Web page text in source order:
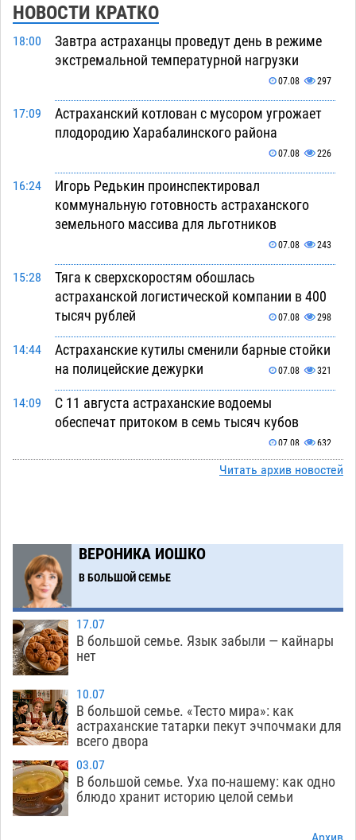
НОВОСТИ КРАТКО
18:00
Завтра астраханцы проведут день в режиме
экстремальной температурной нагрузки
07.08 297
17:09
Астраханский котлован с мусором угрожает
плодородию Харабалинского района
07.08 226
16:24
Игорь Редькин проинспектировал
коммунальную готовность астраханского
земельного массива для льготников
07.08 243
15:28
Тяга к сверхскоростям обошлась
астраханской логистической компании в 400
тысяч рублей
07.08 298
14:44
Астраханские кутилы сменили барные стойки
на полицейские дежурки
07.08 321
14:09
С 11 августа астраханские водоемы
обеспечат притоком в семь тысяч кубов
07.08 632
Астраханский аэропорт попробует отбиться
помойку
11:58
В Астрахани подросток угнал мотоцикл и
похитил чужие мобильник с банковскими
картами
11:20
Астраханцев ждут на парковом газоне с
призами и эрмитажными котами
10:43
Астраханский суд встал на сторону МЧС в
споре за возврат униформы
07.08 359
10:02
На Всероссийской Спартакиаде астраханские
гандболисты уступили казанским «драконам»
07.08
Читать архив новостей
ВЕРОНИКА ИОШКО
В БОЛЬШОЙ СЕМЬЕ
17.07
В большой семье. Язык забыли — кайнары
нет
10.07
В большой семье. «Тесто мира»: как
астраханские татарки пекут эчпочмаки для
всего двора
03.07
В большой семье. Уха по-нашему: как одно
блюдо хранит историю целой семьи